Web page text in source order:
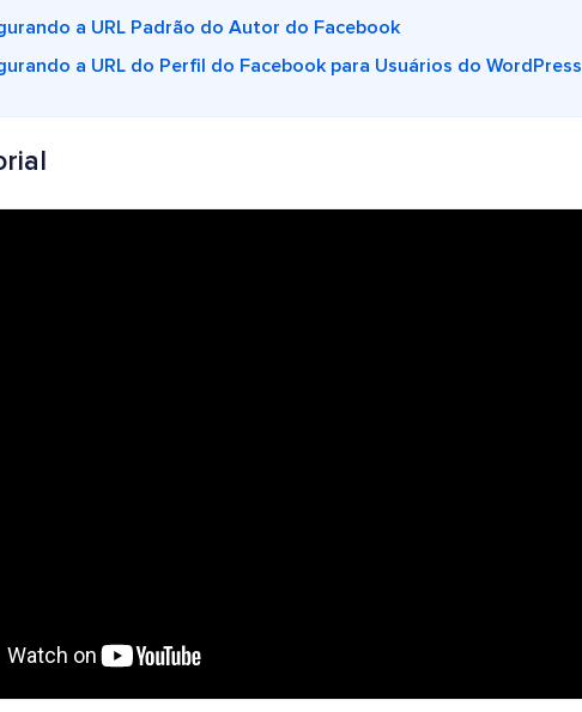
a URL Padrão do Autor do Facebook
a URL do Perfil do Facebook para Usuários do WordPress